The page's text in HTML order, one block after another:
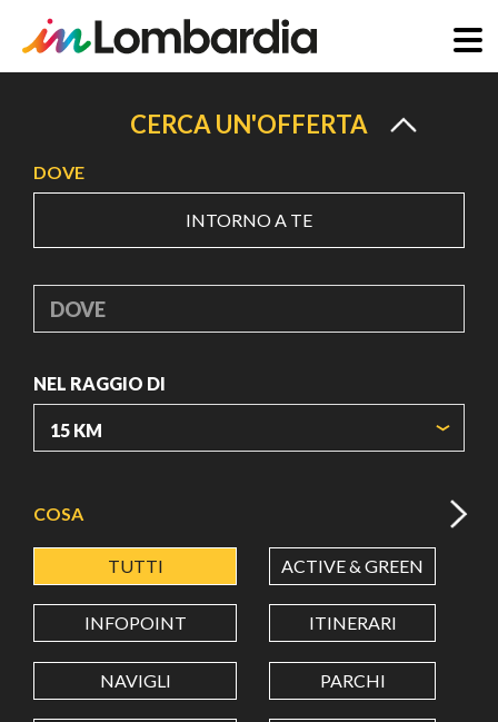
principale
CERCA UN'OFFERTA
DOVE
INTORNO A TE
DOVE
NEL RAGGIO DI
LATITUDINE
LONGITUDINE
COSA
TUTTI ACTIVE & GREEN
INFOPOINT ITINERARI
NAVIGLI PARCHI